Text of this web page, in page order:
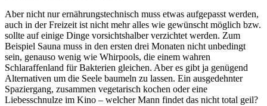
Aber nicht nur ernährungstechnisch muss etwas aufgepasst werden,
auch in der Freizeit ist nicht mehr alles wie gewünscht möglich bzw.
sollte auf einige Dinge vorsichtshalber verzichtet werden. Zum
Beispiel Sauna muss in den ersten drei Monaten nicht unbedingt
sein, genauso wenig wie Whirpools, die einem wahren
Schlaraffenland für Bakterien gleichen. Aber es gibt ja genügend
Alternativen um die Seele baumeln zu lassen. Ein ausgedehnter
Spaziergang, zusammen vegetarisch kochen oder eine
Liebesschnulze im Kino – welcher Mann findet das nicht total geil?